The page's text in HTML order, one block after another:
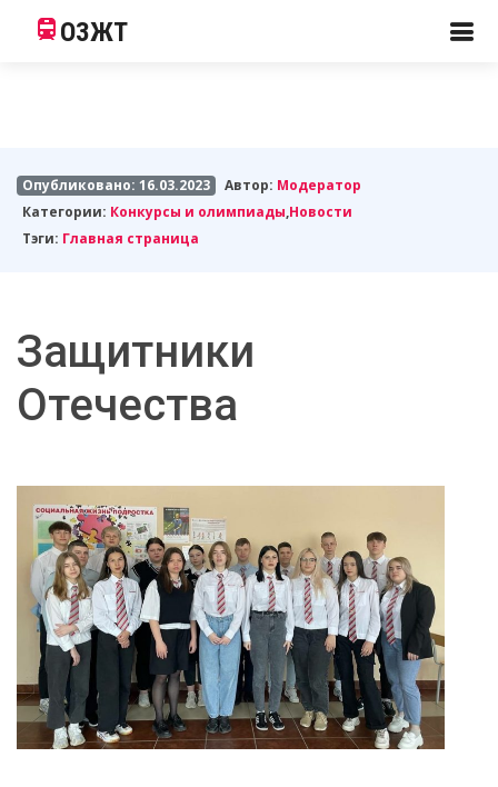
ОЗЖТ
Опубликовано: 16.03.2023 Автор: Модератор
Категории: Конкурсы и олимпиады,Новости
Тэги: Главная страница
Защитники
Отечества